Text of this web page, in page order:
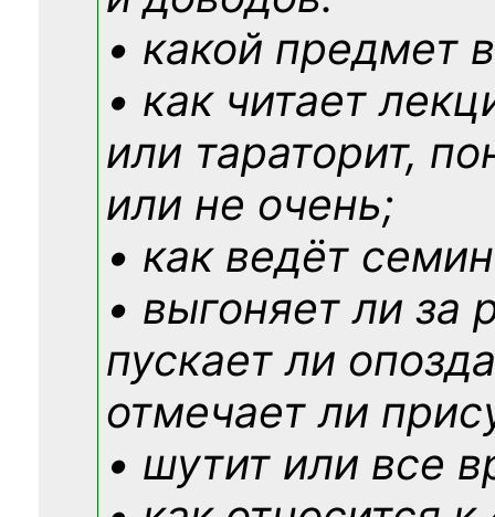
• какой предмет
• как читает
или тараторит,
или не очень;
• как ведёт
• выгоняет ли за
пускает ли
отмечает ли
• шутит или все